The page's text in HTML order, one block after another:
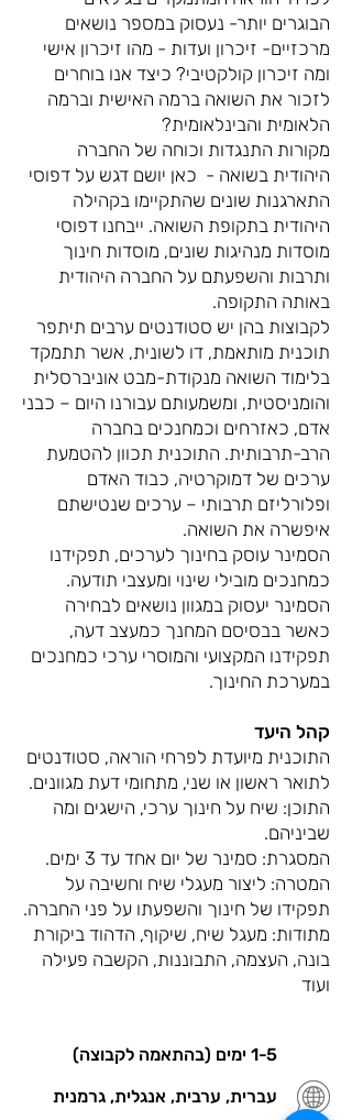
הבוגרים יותר- נעסוק במספר נושאים
מרכזיים- זיכרון ועדות - מהו זיכרון אישי
ומה זיכרון קולקטיבי? כיצד אנו בוחרים
לזכור את השואה ברמה האישית וברמה
הלאומית והבינלאומית?
מקורות התנגדות וכוחה של החברה
היהודית בשואה - כאן יושם דגש על דפוסי
התארגנות שונים שהתקיימו בקהילה
היהודית בתקופת השואה. ייבחנו דפוסי
מוסדות מנהיגות שונים, מוסדות חינוך
ותרבות והשפעתם על החברה היהודית
באותה התקופה.
לקבוצות בהן יש סטודנטים ערבים תיתפר
תוכנית מותאמת, דו לשונית, אשר תתמקד
בלימוד השואה מנקודת-מבט אוניברסלית
והומניסטית, ומשמעותם עבורנו היום – כבני
אדם, כאזרחים וכמחנכים בחברה
הרב-תרבותית. התוכנית תכוון להטמעת
ערכים של דמוקרטיה, כבוד האדם
ופלורליזם תרבותי – ערכים שנטישתם
איפשרה את השואה.
הסמינר עוסק בחינוך לערכים, תפקידנו
כמחנכים מובילי שינוי ומעצבי תודעה.
הסמינר יעסוק במגוון נושאים לבחירה
כאשר בבסיסם המחנך כמעצב דעה,
תפקידנו המקצועי והמוסרי ערכי כמחנכים
במערכת החינוך.
קהל היעד
התוכנית מיועדת לפרחי הוראה, סטודנטים
לתואר ראשון או שני, מתחומי דעת מגוונים.
התוכן: שיח על חינוך ערכי, הישגים ומה
שביניהם.
המסגרת: סמינר של יום אחד עד 3 ימים.
המטרה: ליצור מעגלי שיח וחשיבה על
תפקידו של חינוך והשפעתו על פני החברה.
מתודות: מעגל שיח, שיקוף, הדהוד ביקורת
בונה, העצמה, התבוננות, הקשבה פעילה
ועוד
1-5 ימים (בהתאמה לקבוצה)
עברית, ערבית, אנגלית, גרמנית